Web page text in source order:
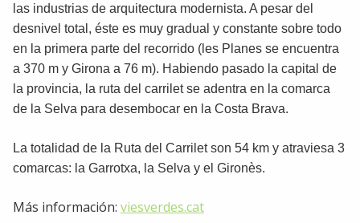
las industrias de arquitectura modernista. A pesar del
desnivel total, éste es muy gradual y constante sobre todo
en la primera parte del recorrido (les Planes se encuentra
a 370 m y Girona a 76 m). Habiendo pasado la capital de
la provincia, la ruta del carrilet se adentra en la comarca
de la Selva para desembocar en la Costa Brava.
La totalidad de la Ruta del Carrilet son 54 km y atraviesa 3
comarcas: la Garrotxa, la Selva y el Gironès.
Más información: viesverdes.cat